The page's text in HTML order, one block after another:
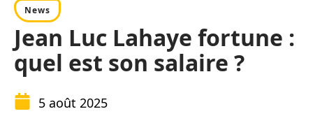
News
Jean Luc Lahaye fortune :
quel est son salaire ?
5 août 2025